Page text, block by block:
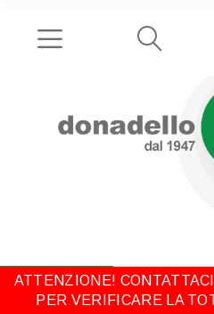
ATTENZIONE!
PER VERIFICARE LA